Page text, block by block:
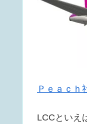
Ｐｅａｃ
LCCといえ